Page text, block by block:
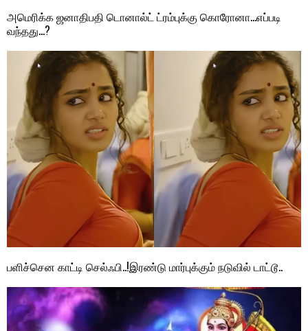
அமெரிக்க ஜனாதிபதி டொனால்ட் ட்ரம்புக்கு கொரோனா…எப்படி
வந்தது…?
பளிச்சென காட்டி செல்ஃபி..!இரண்டு மார்புக்கும் நடுவில் டாட்டூ..